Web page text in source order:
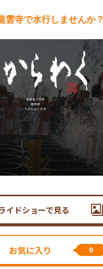
雲寺で水行しませんか？
イドショーで見る
お気に入り 0